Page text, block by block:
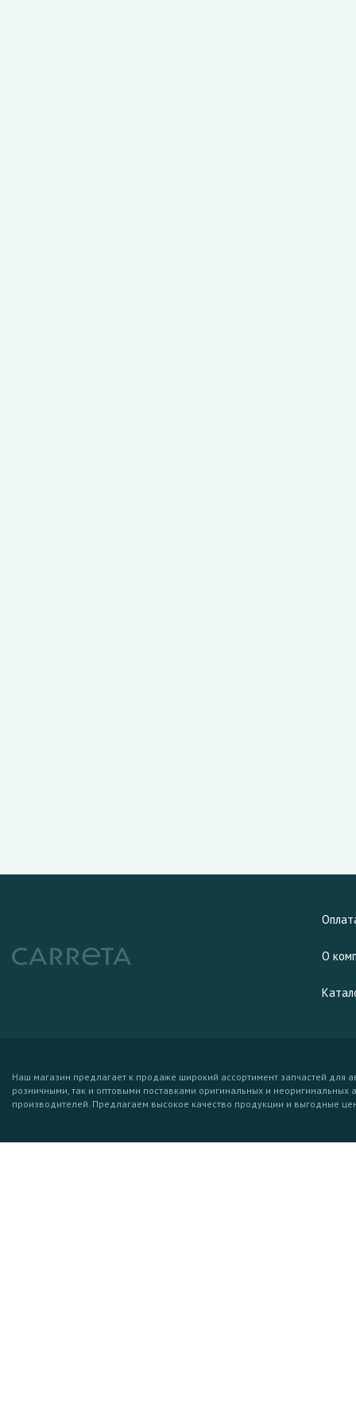
О
Наш магазин предлагает к продаже широкий ассортимент запчастей для
розничными, так и оптовыми поставками оригинальных и неоригинальных
производителей. Предлагаем высокое качество продукции и выгодные